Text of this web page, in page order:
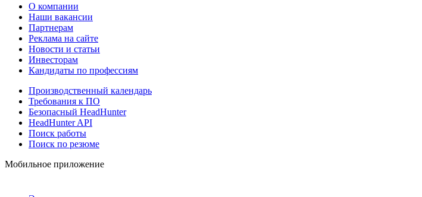
О компании
Наши вакансии
Партнерам
Реклама на сайте
Новости и статьи
Инвесторам
Кандидаты по профессиям
Производственный календарь
Требования к ПО
Безопасный HeadHunter
HeadHunter API
Поиск работы
Поиск по резюме
Мобильное приложение